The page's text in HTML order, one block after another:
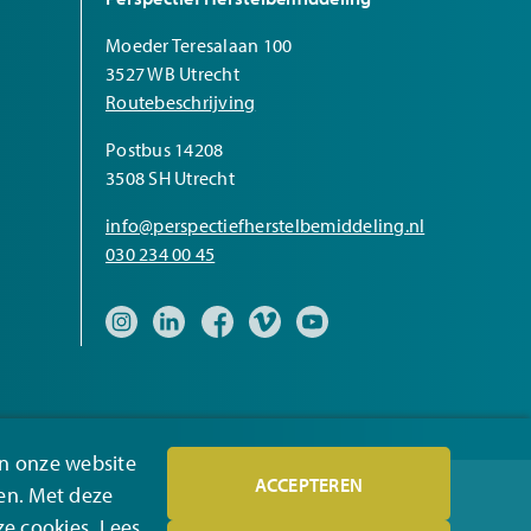
Moeder Teresalaan 100
3527 WB Utrecht
Routebeschrijving
Postbus 14208
3508 SH Utrecht
info@perspectiefherstelbemiddeling.nl
030 234 00 45
Bezoek onze Instagram pagina
Bezoek onze LinkedIn pagina
Bezoek onze Facebook pagina
Bezoek onze Vimeo pagina
Bezoek onze YouTube
onze website
Met deze
ACCEPTEREN